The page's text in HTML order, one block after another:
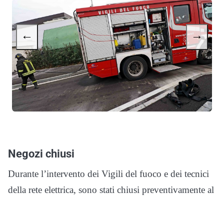
← →
Negozi chiusi
Durante l’intervento dei Vigili del fuoco e dei tecnici
della rete elettrica, sono stati chiusi preventivamente al